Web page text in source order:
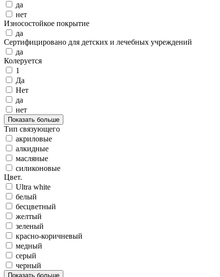
да
нет
Износостойкое покрытие
да
Сертифицировано для детских и лечебных учреждений
да
Колеруется
1
Да
Нет
да
нет
Показать больше
Тип связующего
акриловые
алкидные
масляные
силиконовые
Цвет.
Ultra white
белый
бесцветный
желтый
зеленый
красно-коричневый
медный
серый
черный
Показать больше